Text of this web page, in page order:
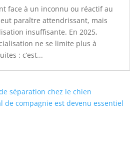
face à un inconnu ou réactif au
paraître attendrissant, mais
insuffisante. En 2025,
ne se limite plus à
: c’est...
séparation chez le chien
de compagnie est devenu essentiel